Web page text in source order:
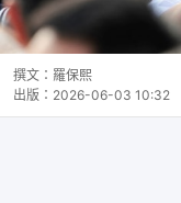
撰文： 羅保熙
出版： 2026-06-03 10:32